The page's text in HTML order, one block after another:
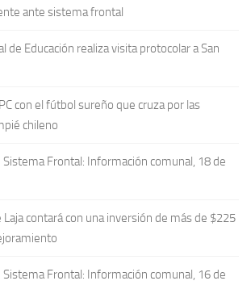
ante sistema frontal
de Educación realiza visita protocolar a San
con el fútbol sureño que cruza por las
chileno
Sistema Frontal: Información comunal, 18 de
Laja contará con una inversión de más de $225
Sistema Frontal: Información comunal, 16 de